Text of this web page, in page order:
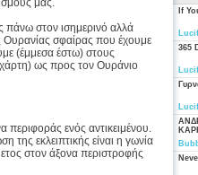
μας.
πάνω στον ισημερινό αλλά
Ουρανίας σφαίρας που έχουμε
(έμμεσα έστω) στους
ως προς τον Ουράνιο
περιφοράς ενός αντικειμένου.
της εκλειπτικής είναι η γωνία
στον άξονα περιστροφής
If
365